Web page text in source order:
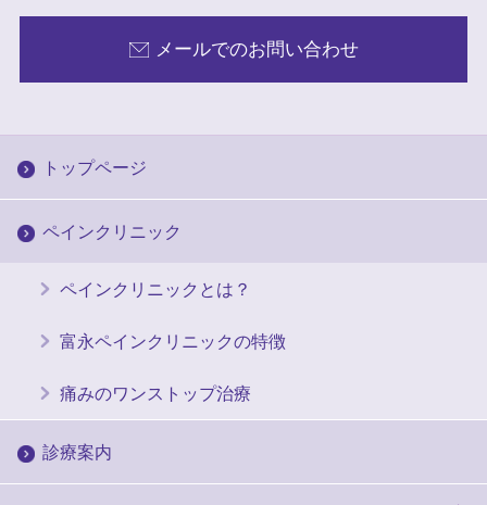
メールでのお問い合わせ
トップページ
ペインクリニック
ペインクリニックとは？
富永ペインクリニックの特徴
痛みのワンストップ治療
診療案内